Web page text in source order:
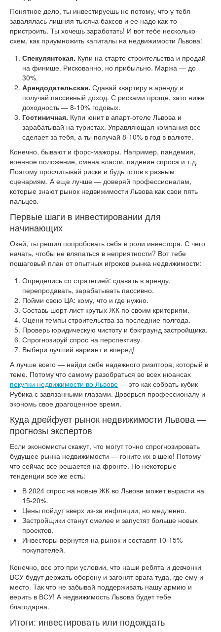
Понятное дело, ты инвестируешь не потому, что у тебя
завалялась лишняя тысяча баксов и ее надо как-то
пристроить. Ты хочешь заработать! И вот тебе несколько
схем, как приумножить капиталы на недвижимости Львова:
Спекулянтская. Купи на старте строительства и продай
на финише. Рискованно, но прибыльно. Маржа — до
30%.
Арендодательская. Сдавай квартиру в аренду и
получай пассивный доход. С рисками проще, зато ниже
доходность — 8-10% годовых.
Гостиничная. Купи юнит в апарт-отеле Львова и
зарабатывай на туристах. Управляющая компания все
сделает за тебя, а ты получай 8-10% в год в валюте.
Конечно, бывают и форс-мажоры. Например, пандемия,
военное положение, смена власти, падение спроса и т.д.
Поэтому просчитывай риски и будь готов к разным
сценариям. А еще лучше — доверяй профессионалам,
которые знают рынок недвижимости Львова как свои пять
пальцев.
Первые шаги в инвестировании для
начинающих
Окей, ты решил попробовать себя в роли инвестора. С чего
начать, чтобы не вляпаться в неприятности? Вот тебе
пошаговый план от опытных игроков рынка недвижимости:
Определись со стратегией: сдавать в аренду,
перепродавать, зарабатывать пассивно.
Пойми свою ЦА: кому, что и где нужно.
Составь шорт-лист крутых ЖК по своим критериям.
Оцени темпы строительства за последние полгода.
Проверь юридическую чистоту и бэкграунд застройщика.
Спрогнозируй спрос на перспективу.
Выбери лучший вариант и вперед!
А лучше всего — найди себе надежного риэлтора, который в
теме. Потому что самому разобраться во всех нюансах
покупки недвижимости во Львове — это как собрать кубик
Рубика с завязанными глазами. Доверься профессионалу и
экономь свое драгоценное время.
Куда дрейфует рынок недвижимости Львова —
прогнозы экспертов
Если экономисты скажут, что могут точно спрогнозировать
будущее рынка недвижимости — гоните их в шею! Потому
что сейчас все решается на фронте. Но некоторые
тенденции все же есть:
В 2024 спрос на новые ЖК во Львове может вырасти на
15-20%.
Цены пойдут вверх из-за инфляции, но медленно.
Застройщики станут смелее и запустят больше новых
проектов.
Инвесторы вернутся на рынок и составят 10-15%
покупателей.
Конечно, все это при условии, что наши ребята и девчонки
ВСУ будут держать оборону и загонят врага туда, где ему и
место. Так что не забывай поддерживать нашу армию и
верить в ВСУ! А недвижимость Львова будет тебе
благодарна.
Итоги: инвестировать или подождать